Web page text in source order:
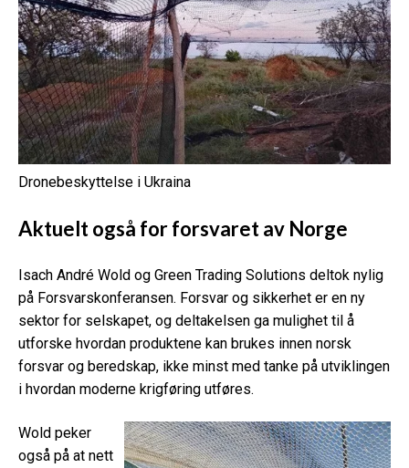
Dronebeskyttelse i Ukraina
Aktuelt også for forsvaret av Norge
Isach André Wold og Green Trading Solutions deltok nylig
på Forsvarskonferansen. Forsvar og sikkerhet er en ny
sektor for selskapet, og deltakelsen ga mulighet til å
utforske hvordan produktene kan brukes innen norsk
forsvar og beredskap, ikke minst med tanke på utviklingen
i hvordan moderne krigføring utføres.
Wold peker
også på at nett